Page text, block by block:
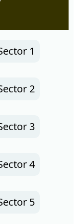
1
2
3
4
5